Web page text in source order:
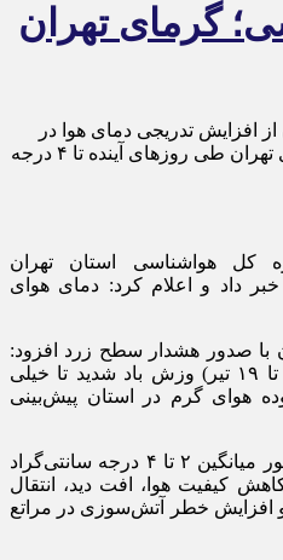
گرمای تهران
افزایش تدریجی دمای هوا در
پایتخت خبر داد و اعلام کرد دمای تهران طی روز‌های آینده تا ۴ درجه
کل هواشناسی استان تهران
داد و اعلام کرد: دمای هوای
با صدور هشدار سطح زرد افزود:
از امروز سه‌شنبه تا جمعه (۱۶ تا ۱۹ تیر) وزش باد شدید تا خیلی
هوای گرم در استان پیش‌بینی
همچنین دمای هوا در تهران به‌طور میانگین ۲ تا ۴ درجه سانتی‌گراد
کیفیت هوا، افت دید، انتقال
افزایش خطر آتش‌سوزی در مراتع